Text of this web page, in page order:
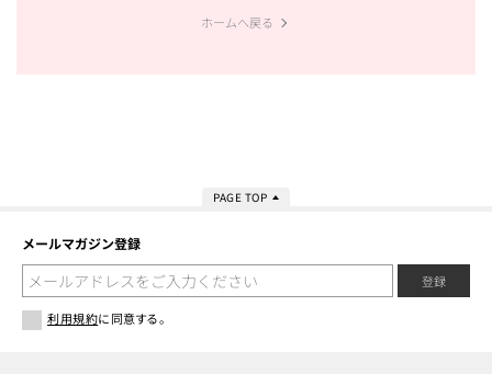
ホームへ戻る
PAGE TOP
メールマガジン登録
登録
利用規約に同意する。